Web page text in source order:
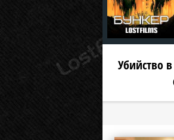
Убийство